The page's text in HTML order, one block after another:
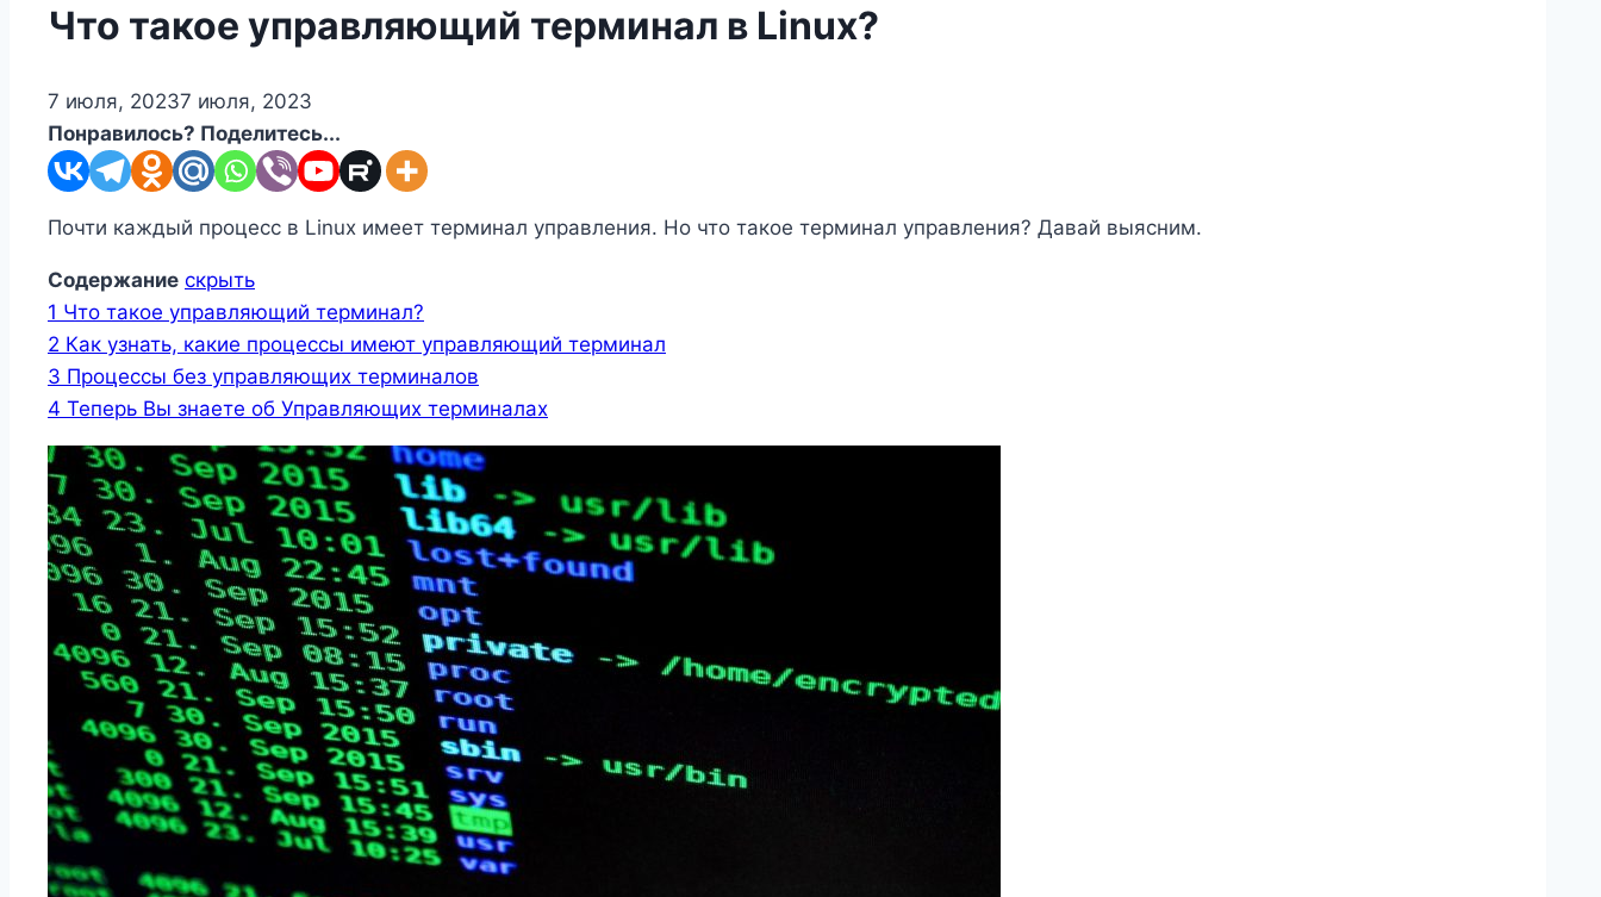
Что такое управляющий терминал в Linux?
7 июля, 20237 июля, 2023
Понравилось? Поделитесь...
Почти каждый процесс в Linux имеет терминал управления. Но что такое терминал управления? Давай выясним.
Содержание скрыть
1 Что такое управляющий терминал?
2 Как узнать, какие процессы имеют управляющий терминал
3 Процессы без управляющих терминалов
4 Теперь Вы знаете об Управляющих терминалах